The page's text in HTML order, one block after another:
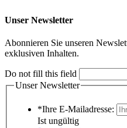
Unser Newsletter
Abonnieren Sie unseren
exklusiven Inhalten.
Do not fill this field
Unser Newsletter
*Ihre E-Mailadresse:
Ist ungültig